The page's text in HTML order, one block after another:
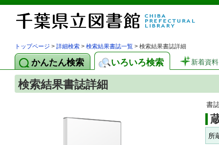
トップページ > 詳細検索 > 検索結果書誌一覧 > 検索結果書誌詳細
かんたん検索 いろいろ検索 新着資料
検索結果書誌詳細
書
所